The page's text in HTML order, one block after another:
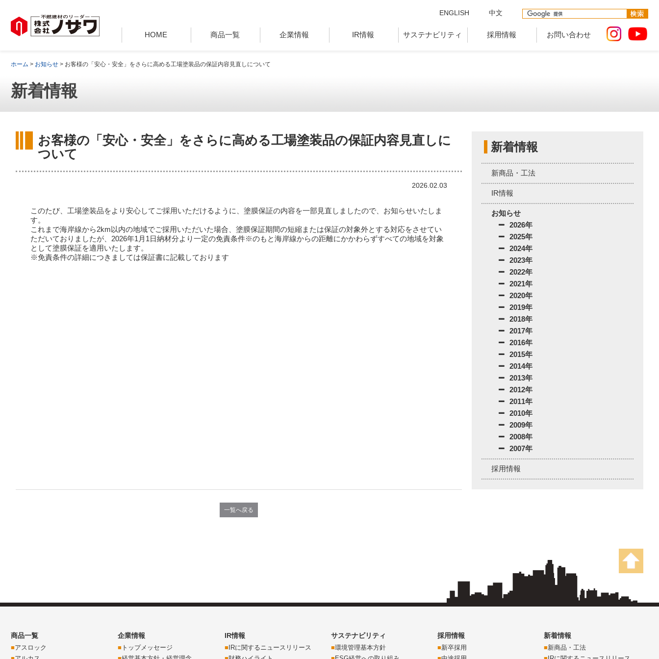
ENGLISH 中文
HOME 商品一覧 企業情報 IR情報 サステナビリティ 採用情報 お問い合わせ
ホーム > お知らせ > お客様の「安心・安全」をさらに高める工場塗装品の保証内容見直しについて
新着情報
新着情報
新商品・工法
IR情報
お知らせ
2026年
2025年
2024年
2023年
2022年
2021年
2020年
2019年
2018年
2017年
2016年
2015年
2014年
2013年
2012年
2011年
2010年
2009年
2008年
2007年
採用情報
お客様の「安心・安全」をさらに高める工場塗装品の保証内容見直しに
ついて
2026.02.03
このたび、工場塗装品をより安心してご採用いただけるように、塗膜保証の内容を一部見直しましたので、お知らせいたしま
す。
これまで海岸線から2km以内の地域でご採用いただいた場合、塗膜保証期間の短縮または保証の対象外とする対応をさせてい
ただいておりましたが、2026年1月1日納材分より一定の免責条件※のもと海岸線からの距離にかかわらずすべての地域を対象
として塗膜保証を適用いたします。
※免責条件の詳細につきましては保証書に記載しております
一覧へ戻る
商品一覧
アスロック
企業情報
トップメッセージ
IR情報
IRに関するニュースリリース
サステナビリティ
環境管理基本方針
採用情報
新卒採用
新着情報
新商品・工法